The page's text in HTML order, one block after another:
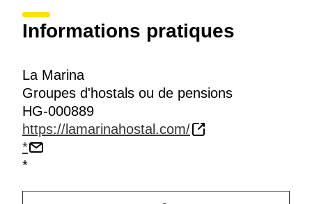
Informations pratiques
La Marina
Groupes d'hostals ou de pensions
HG-000889
https://lamarinahostal.com/
*
*